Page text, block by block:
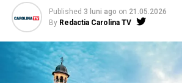
Published 3 luni ago on 21.05.2026
By Redactia Carolina TV